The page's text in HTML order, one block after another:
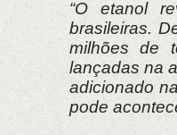
“O etanol
brasileiras.
milhões de
lançadas na
adicionado
pode